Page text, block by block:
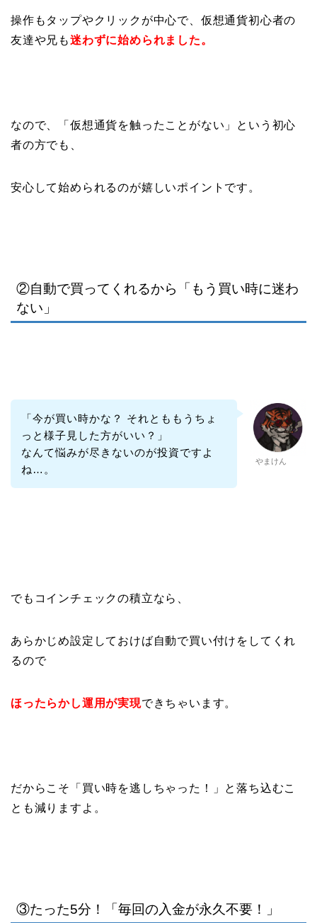
操作もタップやクリックが中心で、仮想通貨初心者の
友達や兄も迷わずに始められました。
なので、「仮想通貨を触ったことがない」という初心
者の方でも、
安心して始められるのが嬉しいポイントです。
②自動で買ってくれるから「もう買い時に迷わ
ない」
やまけん
「今が買い時かな？ それとももうちょ
っと様子見した方がいい？」
なんて悩みが尽きないのが投資ですよ
ね…。
でもコインチェックの積立なら、
あらかじめ設定しておけば自動で買い付けをしてくれ
るので
ほったらかし運用が実現できちゃいます。
だからこそ「買い時を逃しちゃった！」と落ち込むこ
とも減りますよ。
③たった5分！「毎回の入金が永久不要！」